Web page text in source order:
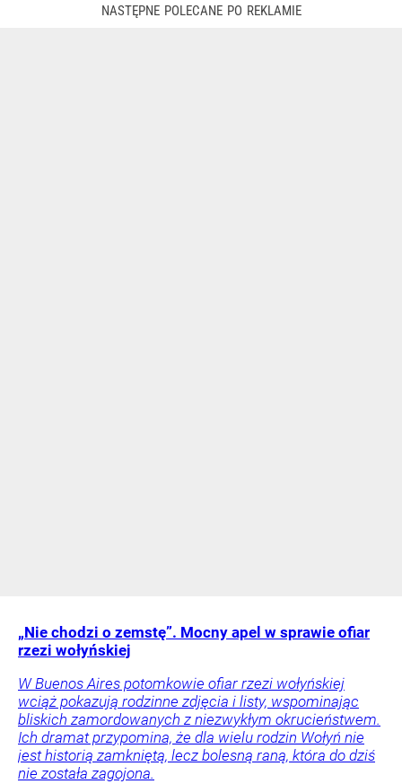
„Nie chodzi o zemstę”. Mocny apel w sprawie ofiar
rzezi wołyńskiej
W Buenos Aires potomkowie ofiar rzezi wołyńskiej
wciąż pokazują rodzinne zdjęcia i listy, wspominając
bliskich zamordowanych z niezwykłym okrucieństwem.
Ich dramat przypomina, że dla wielu rodzin Wołyń nie
jest historią zamkniętą, lecz bolesną raną, która do dziś
nie została zagojona.